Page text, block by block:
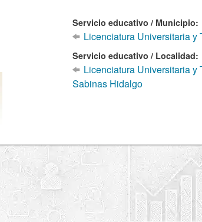
Servicio educativo / Municipio:
Licenciatura Universitaria
Servicio educativo / Localidad:
Licenciatura Universitaria
Sabinas Hidalgo